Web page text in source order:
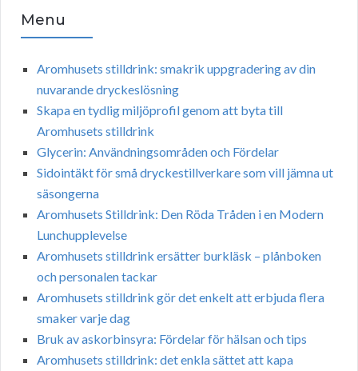
Menu
Aromhusets stilldrink: smakrik uppgradering av din
nuvarande dryckeslösning
Skapa en tydlig miljöprofil genom att byta till
Aromhusets stilldrink
Glycerin: Användningsområden och Fördelar
Sidointäkt för små dryckestillverkare som vill jämna ut
säsongerna
Aromhusets Stilldrink: Den Röda Tråden i en Modern
Lunchupplevelse
Aromhusets stilldrink ersätter burkläsk – plånboken
och personalen tackar
Aromhusets stilldrink gör det enkelt att erbjuda flera
smaker varje dag
Bruk av askorbinsyra: Fördelar för hälsan och tips
Aromhusets stilldrink: det enkla sättet att kapa